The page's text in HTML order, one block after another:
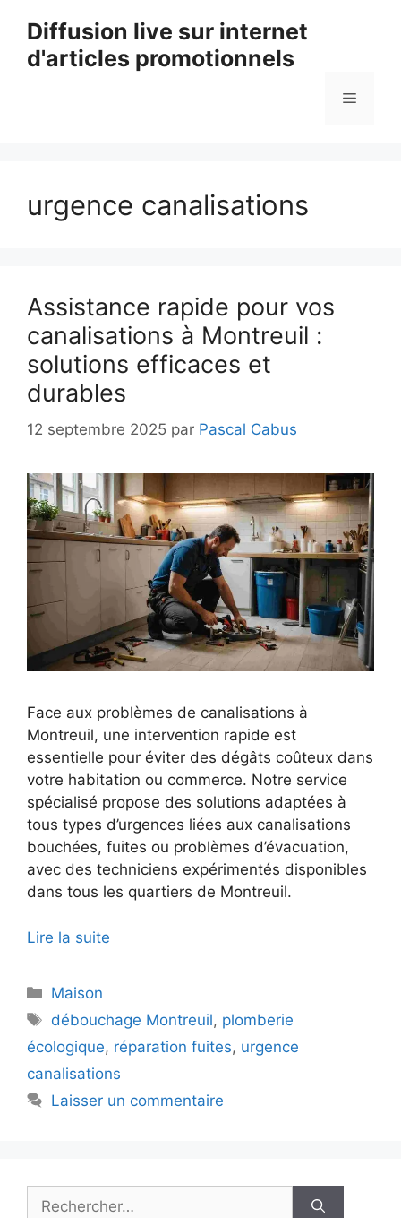
contenu
Diffusion live sur internet
d'articles promotionnels
Menu
urgence canalisations
Assistance rapide pour vos
canalisations à Montreuil :
solutions efficaces et
durables
12 septembre 2025 par Pascal Cabus
Face aux problèmes de canalisations à
Montreuil, une intervention rapide est
essentielle pour éviter des dégâts coûteux dans
votre habitation ou commerce. Notre service
spécialisé propose des solutions adaptées à
tous types d’urgences liées aux canalisations
bouchées, fuites ou problèmes d’évacuation,
avec des techniciens expérimentés disponibles
dans tous les quartiers de Montreuil.
Lire la suite
Catégories
Maison
Étiquettes
débouchage Montreuil, plomberie
écologique, réparation fuites, urgence
canalisations
Laisser un commentaire